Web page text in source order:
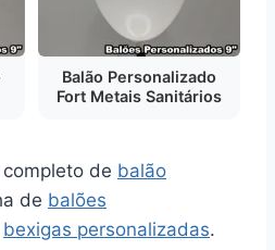
Balão Personalizado
Fort Metais Sanitários
de balão
de balões
bexigas personalizadas.